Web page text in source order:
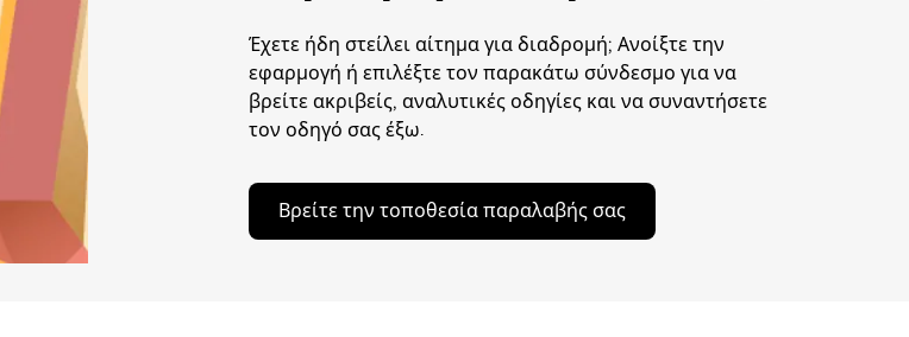
Έχετε ήδη στείλει αίτημα για διαδρομή; Ανοίξτε την
εφαρμογή ή επιλέξτε τον παρακάτω σύνδεσμο για να
βρείτε ακριβείς, αναλυτικές οδηγίες και να συναντήσετε
τον οδηγό σας έξω.
Βρείτε την τοποθεσία παραλαβής σας